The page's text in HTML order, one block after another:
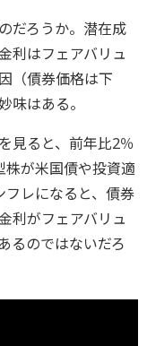
だろうか。潜在成
利はフェアバリュ
（債券価格は下
味はある。
見ると、前年比2％
株が米国債や投資適
レになると、債券
利がフェアバリュ
るのではないだろ